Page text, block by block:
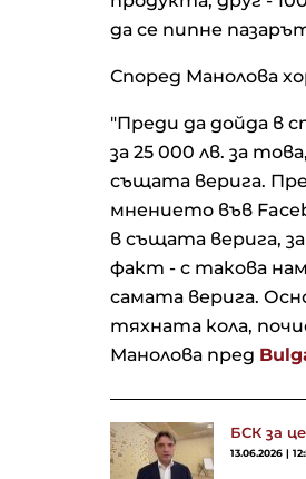
да се пипне
Според Манолова
"Преди да дойда в
за 25 000 лв. за
същата верига.
мнението във
в същата верига,
факт - с такова
самата верига.
тяхната кола,
Манолова пред
БСК за
13.06.2026 |